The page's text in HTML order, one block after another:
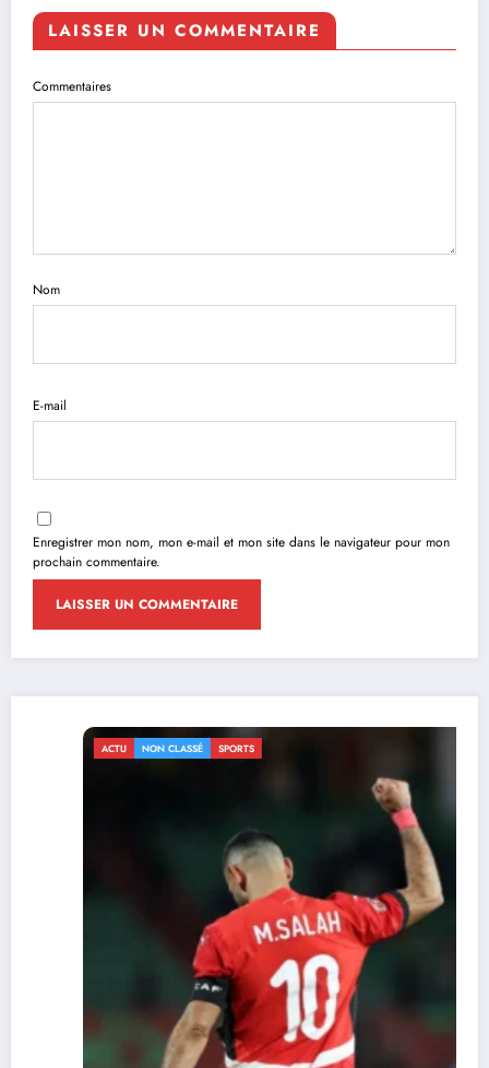
LAISSER UN COMMENTAIRE
Commentaires
Nom
E-mail
Enregistrer mon nom, mon e-mail et mon site dans le navigateur pour mon
prochain commentaire.
NON CLASSÉ SPORTS